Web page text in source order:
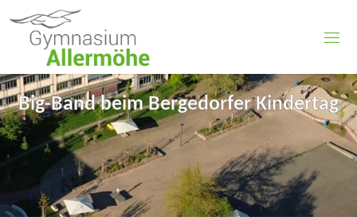
content
Big-Band beim Bergedorfer Kindertag